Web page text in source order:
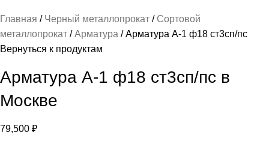
Главная Черный металлопрокат
Сортовой
металлопрокат
Арматура
Арматура А-1 ф18 ст3сп/пс
Вернуться к продуктам
Арматура А-1 ф18 ст3сп/пс в
Москве
79,500 ₽